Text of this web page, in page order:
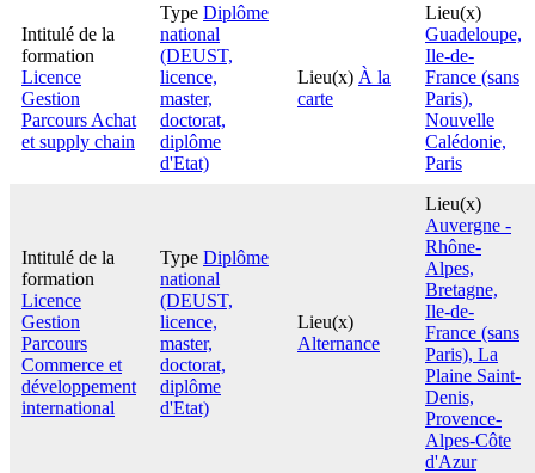
Intitulé de la
formation
Licence
Gestion
Parcours Achat
et supply chain
Type Diplôme
national
(DEUST,
licence,
master,
doctorat,
diplôme
d'Etat)
Lieu(x) À la
carte
Lieu(x)
Guadeloupe,
Ile-de-
France (sans
Paris),
Nouvelle
Calédonie,
Paris
Intitulé de la
formation
Licence
Gestion
Parcours
Commerce et
développement
international
Type Diplôme
national
(DEUST,
licence,
master,
doctorat,
diplôme
d'Etat)
Lieu(x)
Alternance
Lieu(x)
Auvergne -
Rhône-
Alpes,
Bretagne,
Ile-de-
France (sans
Paris), La
Plaine Saint-
Denis,
Provence-
Alpes-Côte
d'Azur